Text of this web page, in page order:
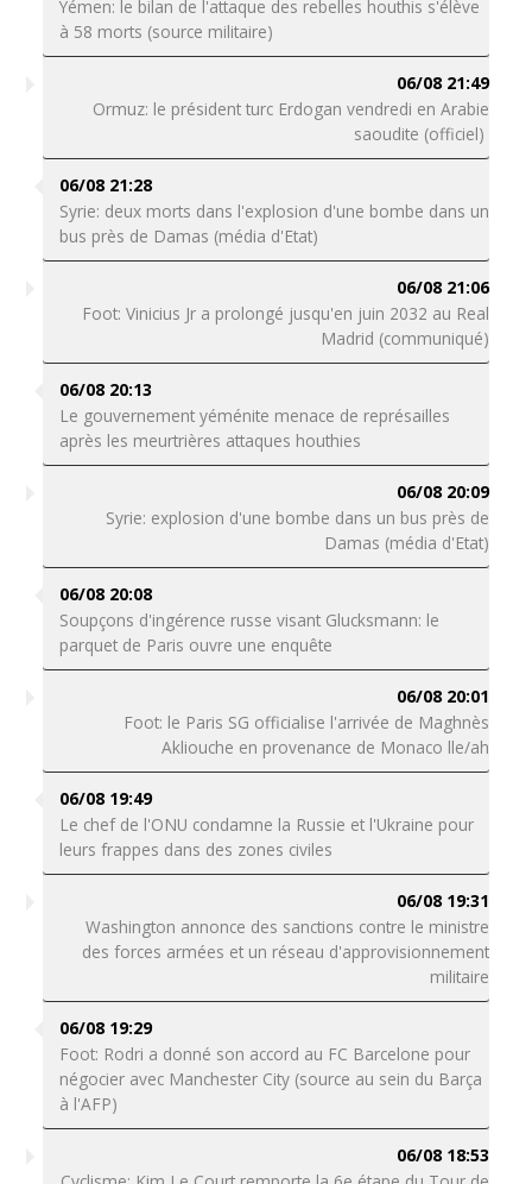
Yémen: le bilan de l'attaque des rebelles houthis s'élève
à 58 morts (source militaire)
06/08 21:49
Ormuz: le président turc Erdogan vendredi en Arabie
saoudite (officiel)
06/08 21:28
Syrie: deux morts dans l'explosion d'une bombe dans un
bus près de Damas (média d'Etat)
06/08 21:06
Foot: Vinicius Jr a prolongé jusqu'en juin 2032 au Real
Madrid (communiqué)
06/08 20:13
Le gouvernement yéménite menace de représailles
après les meurtrières attaques houthies
06/08 20:09
Syrie: explosion d'une bombe dans un bus près de
Damas (média d'Etat)
06/08 20:08
Soupçons d'ingérence russe visant Glucksmann: le
parquet de Paris ouvre une enquête
06/08 20:01
Foot: le Paris SG officialise l'arrivée de Maghnès
Akliouche en provenance de Monaco lle/ah
06/08 19:49
Le chef de l'ONU condamne la Russie et l'Ukraine pour
leurs frappes dans des zones civiles
06/08 19:31
Washington annonce des sanctions contre le ministre
des forces armées et un réseau d'approvisionnement
militaire
06/08 19:29
Foot: Rodri a donné son accord au FC Barcelone pour
négocier avec Manchester City (source au sein du Barça
à l'AFP)
06/08 18:53